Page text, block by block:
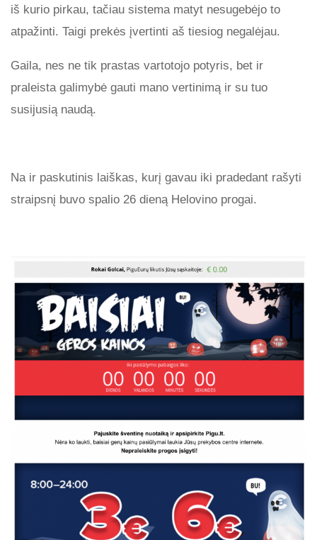
iš kurio pirkau, tačiau sistema matyt nesugebėjo to
atpažinti. Taigi prekės įvertinti aš tiesiog negalėjau.
Gaila, nes ne tik prastas vartotojo potyris, bet ir
praleista galimybė gauti mano vertinimą ir su tuo
susijusią naudą.
Na ir paskutinis laiškas, kurį gavau iki pradedant rašyti
straipsnį buvo spalio 26 dieną Helovino progai.